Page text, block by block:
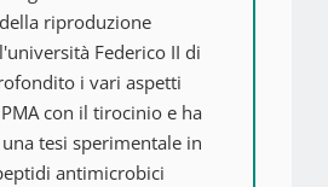
riproduzione
Federico II di
i vari aspetti
con il tirocinio e ha
tesi sperimentale in
antimicrobici